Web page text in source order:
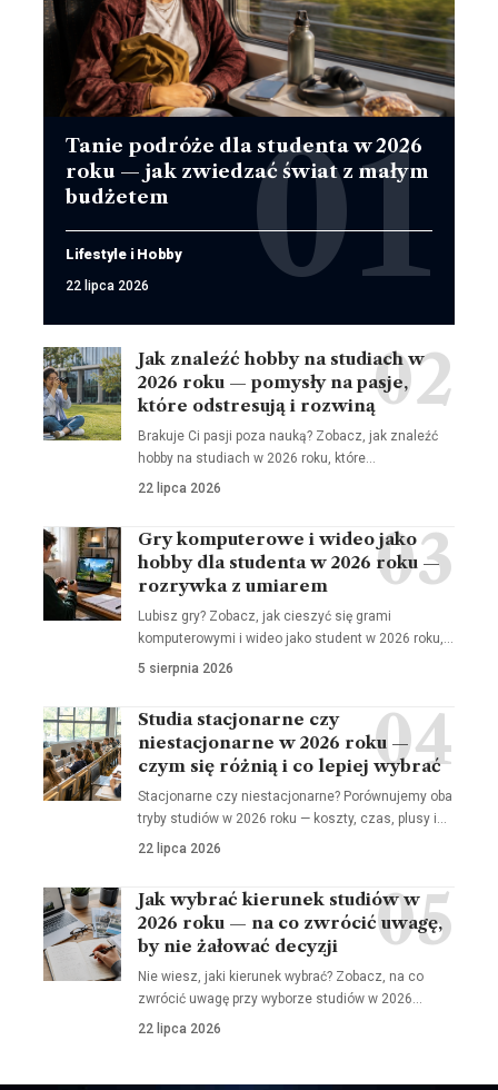
Tanie podróże dla studenta w 2026
roku — jak zwiedzać świat z małym
budżetem
Lifestyle i Hobby
22 lipca 2026
Jak znaleźć hobby na studiach w
2026 roku — pomysły na pasje,
które odstresują i rozwiną
Brakuje Ci pasji poza nauką? Zobacz, jak znaleźć
hobby na studiach w 2026 roku, które…
22 lipca 2026
Gry komputerowe i wideo jako
hobby dla studenta w 2026 roku —
rozrywka z umiarem
Lubisz gry? Zobacz, jak cieszyć się grami
komputerowymi i wideo jako student w 2026 roku,…
5 sierpnia 2026
Studia stacjonarne czy
niestacjonarne w 2026 roku —
czym się różnią i co lepiej wybrać
Stacjonarne czy niestacjonarne? Porównujemy oba
tryby studiów w 2026 roku — koszty, czas, plusy i…
22 lipca 2026
Jak wybrać kierunek studiów w
2026 roku — na co zwrócić uwagę,
by nie żałować decyzji
Nie wiesz, jaki kierunek wybrać? Zobacz, na co
zwrócić uwagę przy wyborze studiów w 2026…
22 lipca 2026